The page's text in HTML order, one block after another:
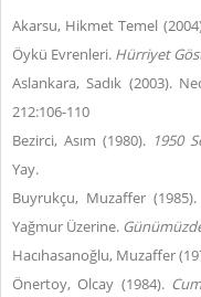
Akarsu, Hikmet Temel
Öykü Evrenleri. Hürriyet
Aslankara, Sadık (2003).
212:106-110
Bezirci, Asım (1980). 1950
Yay.
Buyrukçu, Muzaffer
Yağmur Üzerine.
Hacıhasanoğlu, Muzaffer
Önertoy, Olcay (1984).